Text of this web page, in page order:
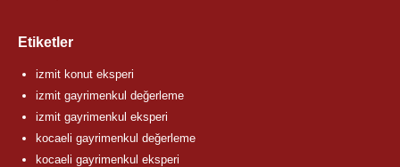
Etiketler
izmit konut eksperi
izmit gayrimenkul değerleme
izmit gayrimenkul eksperi
kocaeli gayrimenkul değerleme
kocaeli gayrimenkul eksperi